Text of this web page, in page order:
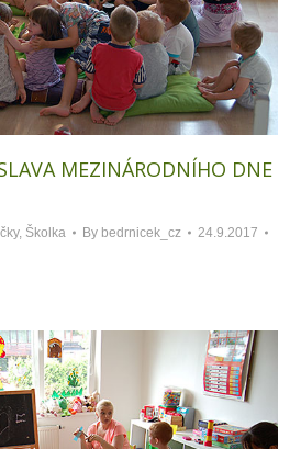
MEZINÁRODNÍHO DNE
, Školka By bedrnicek_cz 24.9.2017